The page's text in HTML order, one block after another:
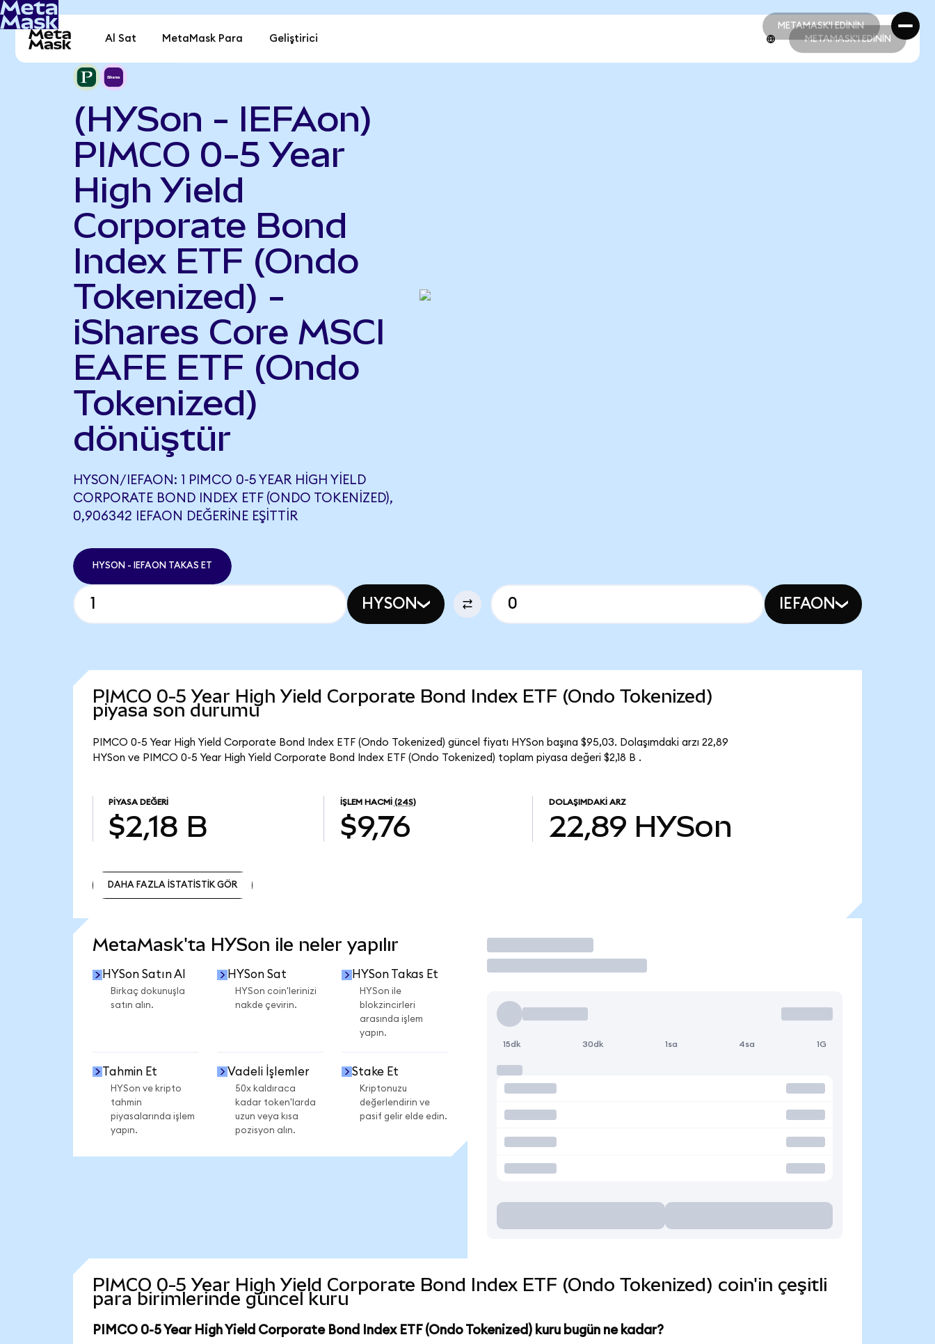
METAMASK'I EDİNİN
METAMASK'I EDİNİN
Al Sat MetaMask Para Geliştirici METAMASK'I EDİNİN
(HYSon - IEFAon)
PIMCO 0-5 Year
High Yield
Corporate Bond
Index ETF (Ondo
Tokenized) -
iShares Core MSCI
EAFE ETF (Ondo
Tokenized)
dönüştür
HYSON/IEFAON: 1 PIMCO 0-5 YEAR HIGH YIELD
CORPORATE BOND INDEX ETF (ONDO TOKENIZED),
0,906342 IEFAON DEĞERINE EŞITTIR
HYSON - IEFAON TAKAS ET
HYSON IEFAON
PIMCO 0-5 Year High Yield Corporate Bond Index ETF (Ondo Tokenized)
piyasa son durumu
PIMCO 0-5 Year High Yield Corporate Bond Index ETF (Ondo Tokenized) güncel fiyatı HYSon başına $95,03. Dolaşımdaki arzı 22,89
HYSon ve PIMCO 0-5 Year High Yield Corporate Bond Index ETF (Ondo Tokenized) toplam piyasa değeri $2,18 B .
PIYASA DEĞERI
$2,18 B
İŞLEM HACMI (24S)
$9,76
DOLAŞIMDAKI ARZ
22,89 HYSon
DAHA FAZLA İSTATİSTİK GÖR
MetaMask'ta HYSon ile neler yapılır
HYSon Satın Al
Birkaç dokunuşla
satın alın.
HYSon Sat
HYSon coin'lerinizi
nakde çevirin.
HYSon Takas Et
HYSon ile
blokzincirleri
arasında işlem
yapın.
Tahmin Et
HYSon ve kripto
tahmin
piyasalarında işlem
yapın.
Vadeli İşlemler
50x kaldıraca
kadar token'larda
uzun veya kısa
pozisyon alın.
Stake Et
Kriptonuzu
değerlendirin ve
pasif gelir elde edin.
İşlem Yap
15dk 30dk 1sa 4sa 1G
PIMCO 0-5 Year High Yield Corporate Bond Index ETF (Ondo Tokenized) coin'in çeşitli
para birimlerinde güncel kuru
PIMCO 0-5 Year High Yield Corporate Bond Index ETF (Ondo Tokenized) kuru bugün ne kadar?